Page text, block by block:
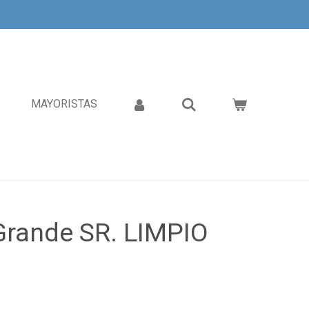
MAYORISTAS
SR. LIMPIO